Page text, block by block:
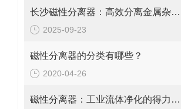
长沙磁性分离器：高效分离金属杂质的理想设备
2025-09-23
磁性分离器的分类有哪些？
2020-04-26
磁性分离器：工业流体净化的得力助手